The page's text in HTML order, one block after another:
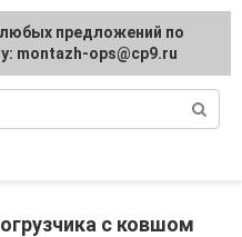
с ковшом
предложений по
montazh-ops@cp9.ru